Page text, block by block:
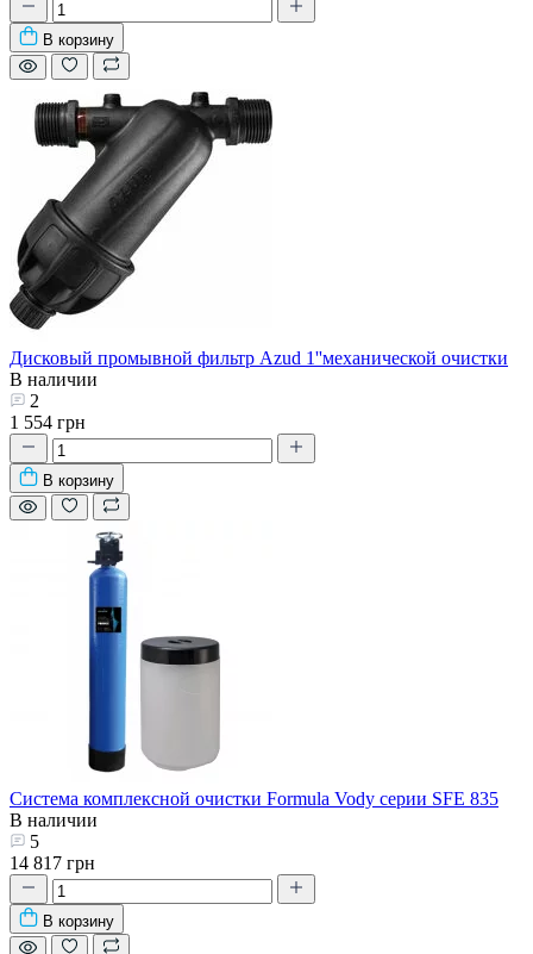
В корзину
Дисковый промывной фильтр Azud 1''механической очистки
В наличии
2
1 554 грн
В корзину
Система комплексной очистки Formula Vody серии SFE 835
В наличии
5
14 817 грн
В корзину